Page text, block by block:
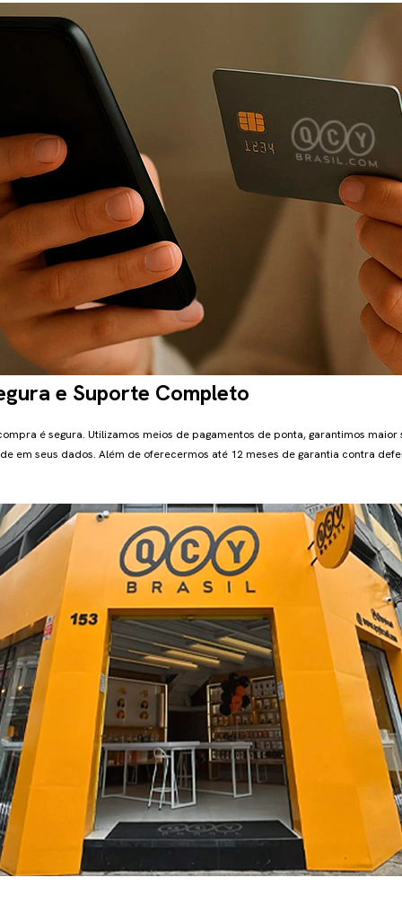
e Suporte Completo
é segura. Utilizamos meios de pagamentos de ponta, garantimos maior
em seus dados. Além de oferecermos até 12 meses de garantia contra